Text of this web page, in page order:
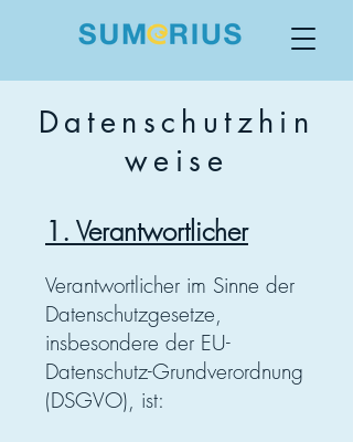
Datenschutzhin
weise
1. Verantwortlicher
Verantwortlicher im Sinne der
Datenschutzgesetze,
insbesondere der EU-
Datenschutz-Grundverordnung
(DSGVO), ist: